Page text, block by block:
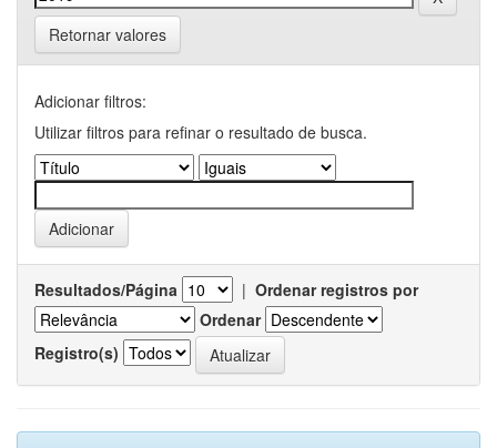
Retornar valores
Adicionar filtros:
Utilizar filtros para refinar o resultado de busca.
Resultados/Página | Ordenar registros por
Ordenar
Registro(s)